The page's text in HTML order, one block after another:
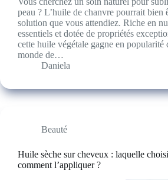
peau ? L’huile de chanvre pourrait bien
solution que vous attendiez. Riche en
essentiels et dotée de propriétés
cette huile végétale gagne en popularité
monde de…
Daniela
Beauté
Huile sèche sur cheveux : laquelle
comment l’appliquer ?